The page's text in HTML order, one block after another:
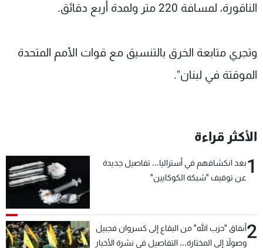
الناقورة، لمسافة 220 متر ولمدة أربع دقائق.
وتجري متابعة الخرق بالتنسيق مع قوات الأمم المتحدة
الموقتة في لبنان".
الأكثر قراءة
1بعد انكشافهم في أستراليا... تفاصيل جديدة
عن توقيف "شبكة الكوكايين"
2أنفاق "حزب الله" من البقاع إلى كسروان فجبيل
وصولاً إلى المختارة... التفاصيل في نشرة الأخبار